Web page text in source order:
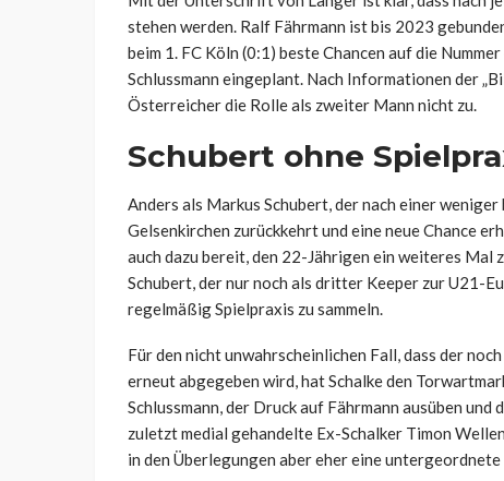
stehen werden. Ralf Fährmann ist bis 2023
beim 1. FC Köln (0:1) beste Chancen auf die
Schlussmann eingeplant. Nach Informationen der
Österreicher die Rolle als zweiter Mann nicht zu.
Schubert ohne
Anders als Markus Schubert, der nach einer
Gelsenkirchen zurückkehrt und eine neue Chance
auch dazu bereit, den 22-Jährigen ein weiteres Mal
Schubert, der nur noch als dritter Keeper zur U21-
regelmäßig Spielpraxis zu sammeln.
Für den nicht unwahrscheinlichen Fall, dass der
erneut abgegeben wird, hat Schalke den
Schlussmann, der Druck auf Fährmann ausüben
zuletzt medial gehandelte Ex-Schalker Timon
in den Überlegungen aber eher eine